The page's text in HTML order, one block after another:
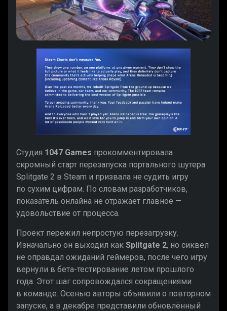
Студия 1047 Games прокомментировала
скромный старт перезапуска портального шутера
Splitgate 2 в Steam и призвала не судить игру
по сухим цифрам. По словам разработчиков,
показатель онлайна не отражает главное —
удовольствие от процесса.
Проект пережил непростую перезагрузку.
Изначально он выходил как Splitgate 2, но сиквел
не оправдал ожиданий геймеров, после чего игру
вернули в бета-тестирование летом прошлого
года. Этот шаг сопровождался сокращениями
в команде. Осенью авторы объявили о повторном
запуске, а в декабре представили обновлённый